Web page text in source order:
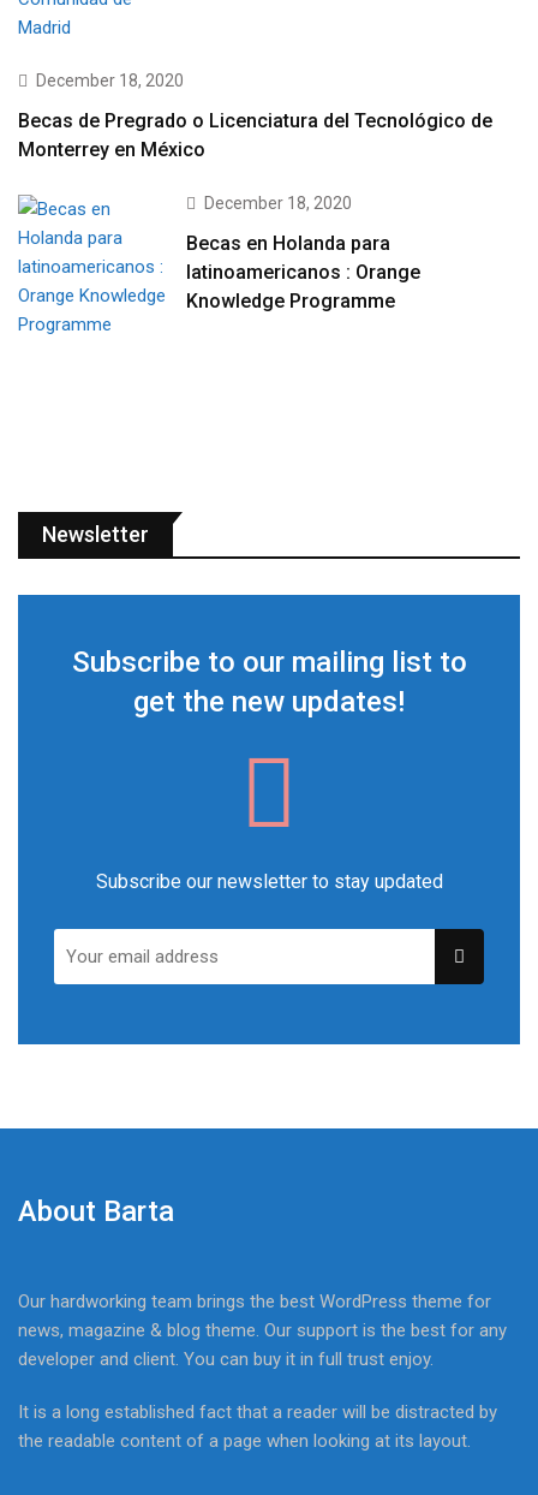
December 18, 2020
Becas de Pregrado o Licenciatura del Tecnológico de
Monterrey en México
December 18, 2020
Becas en Holanda para
latinoamericanos : Orange
Knowledge Programme
Newsletter
Subscribe to our mailing list to
get the new updates!
Subscribe our newsletter to stay updated
About Barta
Our hardworking team brings the best WordPress theme for
news, magazine & blog theme. Our support is the best for any
developer and client. You can buy it in full trust enjoy.
It is a long established fact that a reader will be distracted by
the readable content of a page when looking at its layout.